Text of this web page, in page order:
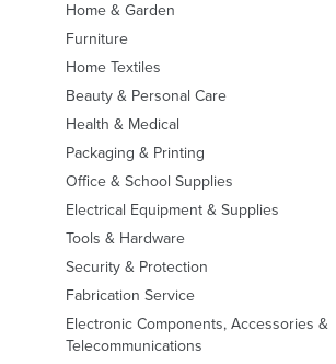
Home & Garden
Furniture
Home Textiles
Beauty & Personal Care
Health & Medical
Packaging & Printing
Office & School Supplies
Electrical Equipment & Supplies
Tools & Hardware
Security & Protection
Fabrication Service
Electronic Components, Accessories &
Telecommunications